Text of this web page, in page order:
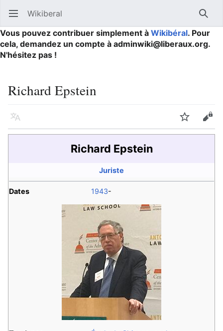
Ouvrir le menu principal Wikiberal
Vous pouvez contribuer simplement à Wikibéral. Pour
cela, demandez un compte à adminwiki@liberaux.org.
N'hésitez pas !
Richard Epstein
Langue Suivre
Richard Epstein
Juriste
Dates 1943-